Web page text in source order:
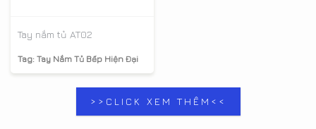
Tay nắm tủ AT02
Tag: Tay Nắm Tủ Bếp Hiện Đại
>>CLICK XEM THÊM<<